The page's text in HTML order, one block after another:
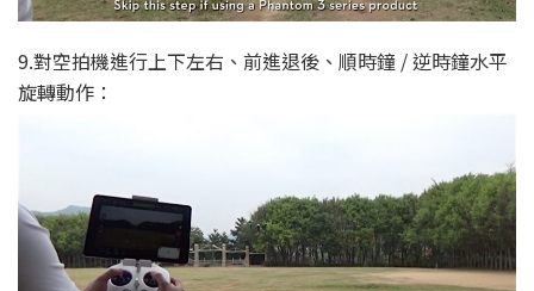
9.對空拍機進行上下左右、前進退後、順時鐘 / 逆時鐘水平
旋轉動作：